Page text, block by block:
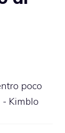
poco
- Kimblo